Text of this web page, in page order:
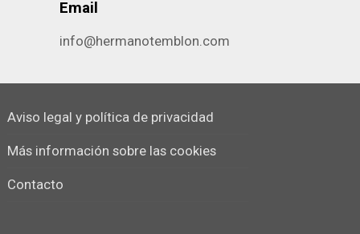
Email
info@hermanotemblon.com
Aviso legal y política de privacidad
Más información sobre las cookies
Contacto